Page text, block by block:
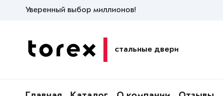
Уверенный выбор миллионов!
стальные двери